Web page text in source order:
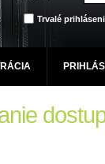
Trvalé